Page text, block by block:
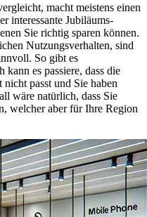
macht meistens einen
interessante Jubiläums-
Sie richtig sparen können.
Nutzungsverhalten, sind
So gibt es
kann es passiere, dass die
passt und Sie haben
wäre natürlich, dass Sie
welcher aber für Ihre Region